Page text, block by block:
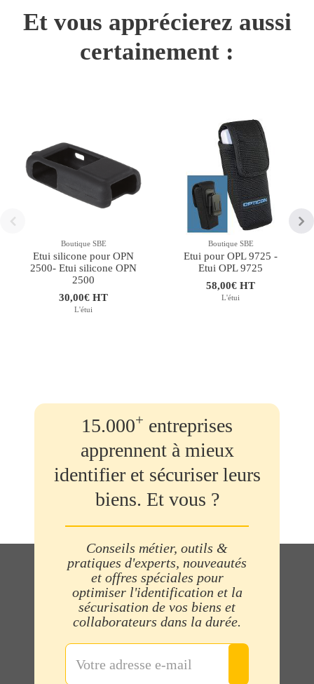
Et vous apprécierez aussi
certainement :
Boutique SBE
Etui silicone pour OPN
2500- Etui silicone OPN
2500
30,00€ HT
L'étui
Boutique SBE
Etui pour OPL 9725 -
Etui OPL 9725
58,00€ HT
L'étui
15.000+ entreprises
apprennent à mieux
identifier et sécuriser leurs
biens. Et vous ?
Conseils métier, outils &
pratiques d'experts, nouveautés
et offres spéciales pour
optimiser l'identification et la
sécurisation de vos biens et
collaborateurs dans la durée.